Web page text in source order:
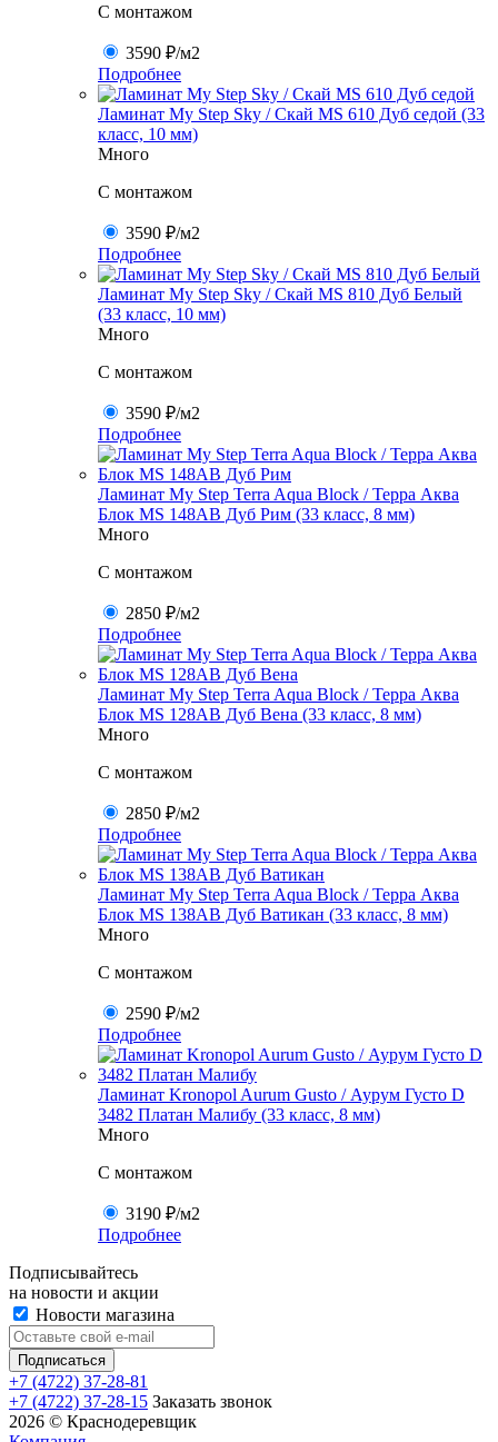
C монтажом
3590 ₽/м2
Подробнее
Ламинат My Step Sky / Скай MS 610 Дуб седой (33
класс, 10 мм)
Много
C монтажом
3590 ₽/м2
Подробнее
Ламинат My Step Sky / Скай MS 810 Дуб Белый
(33 класс, 10 мм)
Много
C монтажом
3590 ₽/м2
Подробнее
Ламинат My Step Terra Aqua Block / Терра Аква
Блок MS 148AB Дуб Рим (33 класс, 8 мм)
Много
C монтажом
2850 ₽/м2
Подробнее
Ламинат My Step Terra Aqua Block / Терра Аква
Блок MS 128AB Дуб Вена (33 класс, 8 мм)
Много
C монтажом
2850 ₽/м2
Подробнее
Ламинат My Step Terra Aqua Block / Терра Аква
Блок MS 138AB Дуб Ватикан (33 класс, 8 мм)
Много
C монтажом
2590 ₽/м2
Подробнее
Ламинат Kronopol Aurum Gusto / Аурум Густо D
3482 Платан Малибу (33 класс, 8 мм)
Много
C монтажом
3190 ₽/м2
Подробнее
Подписывайтесь
на новости и акции
Новости магазина
+7 (4722) 37-28-81
+7 (4722) 37-28-15 Заказать звонок
2026 © Краснодеревщик